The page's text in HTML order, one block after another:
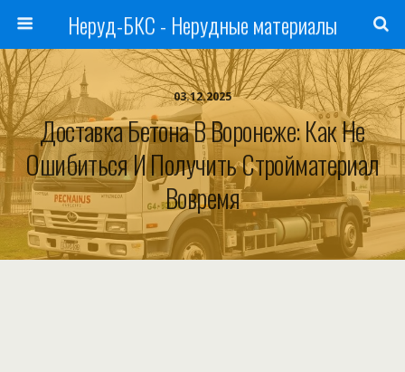
Неруд-БКС - Нерудные материалы
03.12.2025
Доставка Бетона В Воронеже: Как Не
Ошибиться И Получить Стройматериал
Вовремя